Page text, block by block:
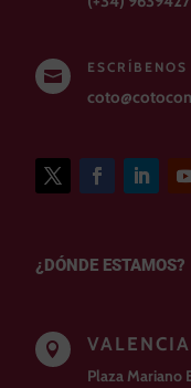

ESCRÍBENOS
¿DÓNDE ESTAMOS?

Plaza Mariano